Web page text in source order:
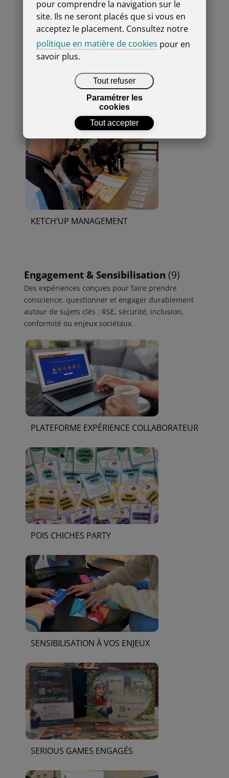
LABORATOIRE D’INNOVATION AGILE
EXPÉRIENCE DES PROFILS 4 COLORS
KETCH’UP MANAGEMENT
Engagement & Sensibilisation(9)
Des expériences conçues pour faire prendre
conscience, questionner et engager durablement
autour de sujets clés : RSE, sécurité, inclusion,
conformité ou enjeux sociétaux.
PLATEFORME EXPÉRIENCE COLLABORATEUR
POIS CHICHES PARTY
SENSIBILISATION À VOS ENJEUX
SERIOUS GAMES ENGAGÉS
pour comprendre la navigation sur le
site. Ils ne seront placés que si vous en
acceptez le placement. Consultez notre
politique en matière de cookies pour en
savoir plus.
Tout refuser
Paramétrer les
cookies
Tout accepter